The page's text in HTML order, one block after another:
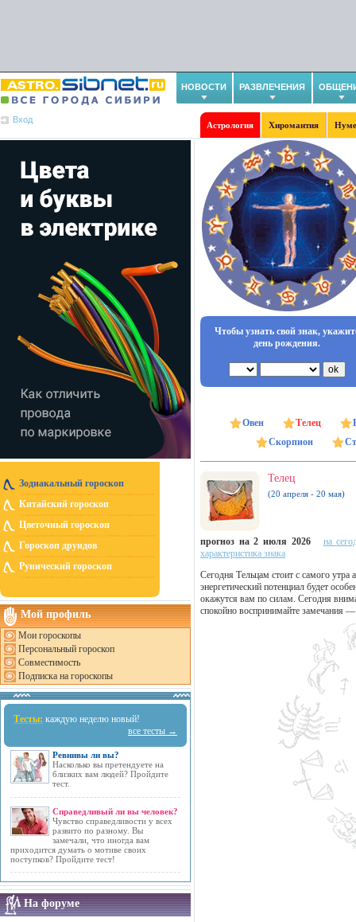
НОВОСТИ РАЗВЛЕЧЕНИЯ
Вход
Астрология Хиромантия
Зодиакальный гороскоп
Китайский гороскоп
Цветочный гороскоп
Гороскоп друидов
Рунический гороскоп
Мой профиль
Мои гороскопы
Персональный гороскоп
Совместимость
Подписка на гороскопы
Тесты: каждую неделю новый!
все тесты →
Ревнивы ли вы?
Насколько вы претендуете на
близких вам людей? Пройдите
тест.
Справедливый ли вы человек?
Чувство справедливости у всех
развито по разному. Вы
замечали, что иногда вам
приходится думать о мотиве своих
поступков? Пройдите тест!
На форуме
Чтобы узнать свой знак,
день рождения.
Овен Телец
Скорпион
Телец
(20 апреля - 20 мая)
прогноз на 2 июля 2026
на
характеристика знака
Сегодня Тельцам стоит с самого
энергетический потенциал будет
окажутся вам по силам. Сегодня
спокойно воспринимайте замечания